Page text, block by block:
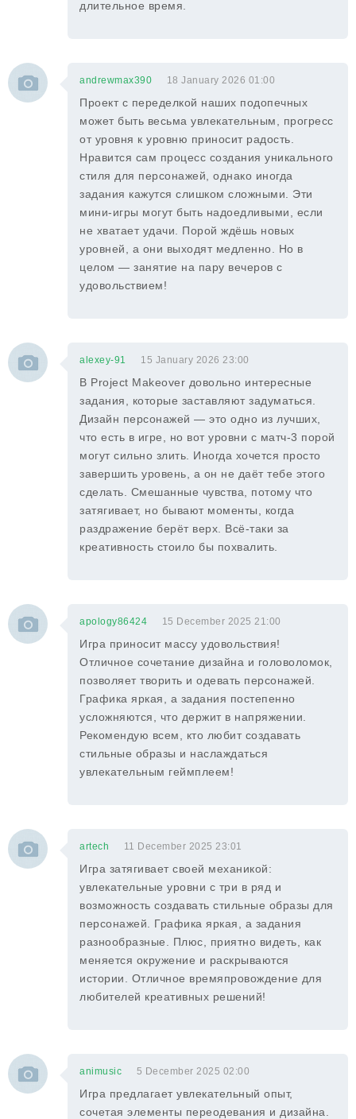
длительное время.
andrewmax390 18 January 2026 01:00
Проект с переделкой наших подопечных
может быть весьма увлекательным, прогресс
от уровня к уровню приносит радость.
Нравится сам процесс создания уникального
стиля для персонажей, однако иногда
задания кажутся слишком сложными. Эти
мини-игры могут быть надоедливыми, если
не хватает удачи. Порой ждёшь новых
уровней, а они выходят медленно. Но в
целом — занятие на пару вечеров с
удовольствием!
alexey-91 15 January 2026 23:00
В Project Makeover довольно интересные
задания, которые заставляют задуматься.
Дизайн персонажей — это одно из лучших,
что есть в игре, но вот уровни с матч-3 порой
могут сильно злить. Иногда хочется просто
завершить уровень, а он не даёт тебе этого
сделать. Смешанные чувства, потому что
затягивает, но бывают моменты, когда
раздражение берёт верх. Всё-таки за
креативность стоило бы похвалить.
apology86424 15 December 2025 21:00
Игра приносит массу удовольствия!
Отличное сочетание дизайна и головоломок,
позволяет творить и одевать персонажей.
Графика яркая, а задания постепенно
усложняются, что держит в напряжении.
Рекомендую всем, кто любит создавать
стильные образы и наслаждаться
увлекательным геймплеем!
artech 11 December 2025 23:01
Игра затягивает своей механикой:
увлекательные уровни с три в ряд и
возможность создавать стильные образы для
персонажей. Графика яркая, а задания
разнообразные. Плюс, приятно видеть, как
меняется окружение и раскрываются
истории. Отличное времяпровождение для
любителей креативных решений!
animusic 5 December 2025 02:00
Игра предлагает увлекательный опыт,
сочетая элементы переодевания и дизайна.